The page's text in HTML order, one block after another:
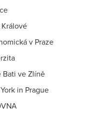
v Praze
Bati ve Zlíně
in Prague